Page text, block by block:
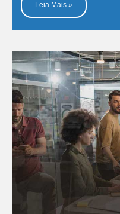
Leia Mais »